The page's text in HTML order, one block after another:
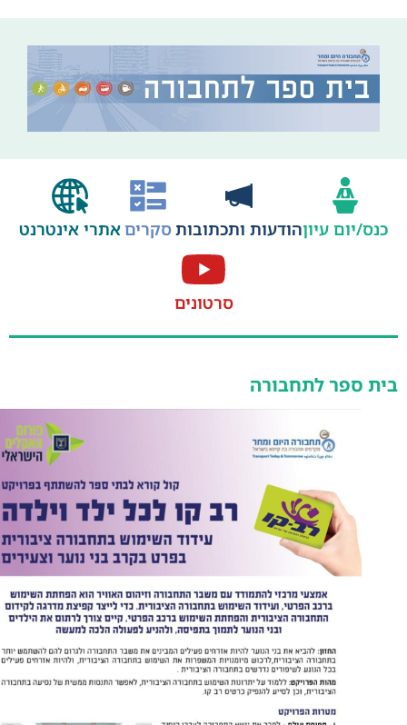
יום עיון הודעות ותכתובותסקריםאתרי אינטרנט
סרטונים
ספר לתחבורה